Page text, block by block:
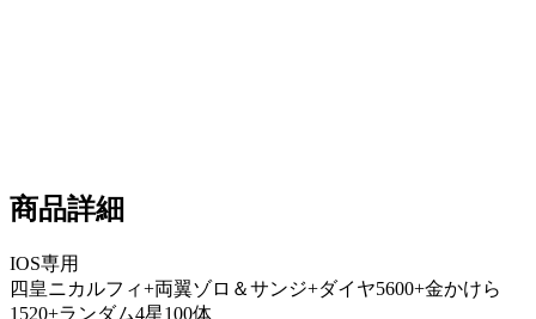
商品詳細
IOS専用
四皇ニカルフィ+両翼ゾロ＆サンジ+ダイヤ5600+金かけら
1520+ランダム4星100体